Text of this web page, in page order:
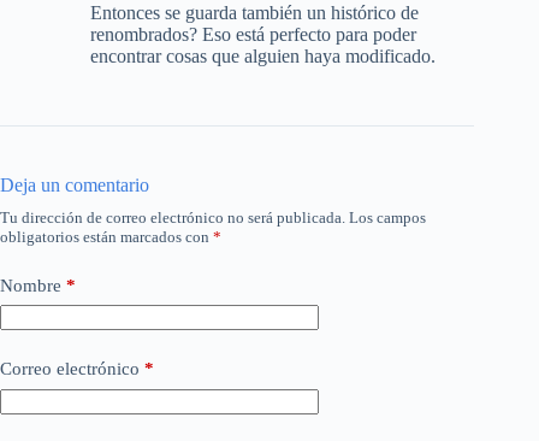
Entonces se guarda también un histórico de
renombrados? Eso está perfecto para poder
encontrar cosas que alguien haya modificado.
Deja un comentario
Tu dirección de correo electrónico no será publicada. Los campos
obligatorios están marcados con *
Nombre *
Correo electrónico *